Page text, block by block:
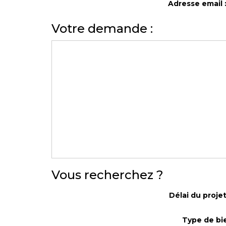
Adresse email :
Votre demande :
Vous recherchez ?
Délai du projet
Type de